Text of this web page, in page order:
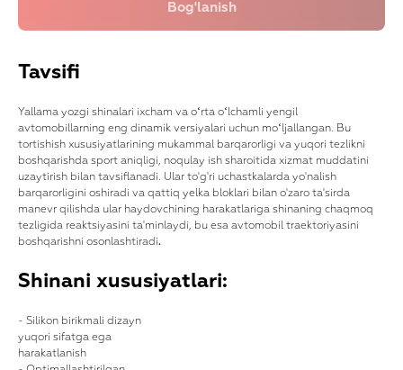
Tavsifi
Yallama yozgi shinalari ixcham va oʻrta oʻlchamli yengil
avtomobillarning eng dinamik versiyalari uchun moʻljallangan. Bu
tortishish xususiyatlarining mukammal barqarorligi va yuqori tezlikni
boshqarishda sport aniqligi, noqulay ish sharoitida xizmat muddatini
uzaytirish bilan tavsiflanadi. Ular to'g'ri uchastkalarda yo'nalish
barqarorligini oshiradi va qattiq yelka bloklari bilan o'zaro ta'sirda
manevr qilishda ular haydovchining harakatlariga shinaning chaqmoq
tezligida reaktsiyasini ta'minlaydi, bu esa avtomobil traektoriyasini
boshqarishni osonlashtiradi.
Shinani xususiyatlari:
- Silikon birikmali dizayn
yuqori sifatga ega
harakatlanish